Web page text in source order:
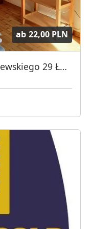
ab 22,00 PLN
Kwatery pracownicze Paderewskiego 29 Łódź